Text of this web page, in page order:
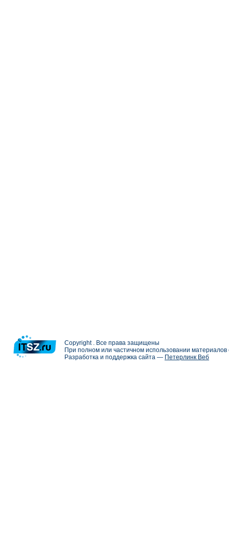
Copyright . Все права защищены
При полном или частичном использовании
Разработка и поддержка сайта — Петерлинк Веб